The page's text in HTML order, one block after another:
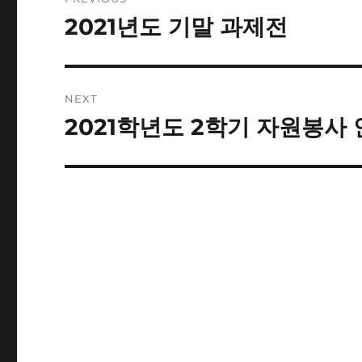
navigation
Previous
2021년도 기말 과제전
NEXT
Next
2021학년도 2학기 자원봉사